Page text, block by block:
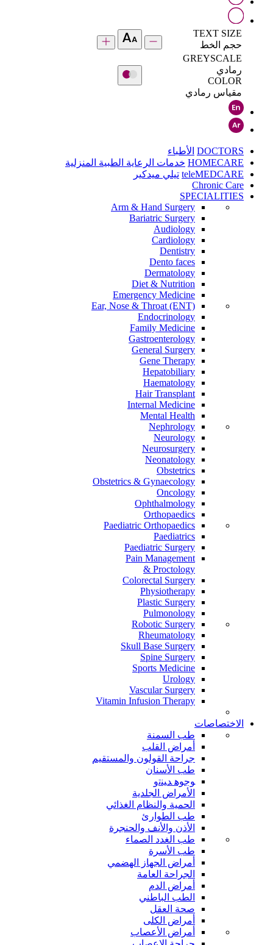
TEXT SIZE
حجم الخط
GREYSCALE
رمادي
COLOR
مقياس رمادي
DOCTORS الأطباء
HOMECARE خدمات الرعاية الطبية المنزلية
teleMEDCARE تيلي ميدكير
Chronic Care
SPECIALITIES
Arm & Hand Surgery
Bariatric Surgery
Audiology
Cardiology
Dentistry
Dento faces
Dermatology
Diet & Nutrition
Emergency Medicine
Ear, Nose & Throat (ENT)
Endocrinology
Family Medicine
Gastroenterology
General Surgery
Gene Therapy
Hepatobiliary
Haematology
Hair Transplant
Internal Medicine
Mental Health
Nephrology
Neurology
Neurosurgery
Neonatology
Obstetrics
Obstetrics & Gynaecology
Oncology
Ophthalmology
Orthopaedics
Paediatric Orthopaedics
Paediatrics
Paediatric Surgery
Pain Management
Proctology &
Colorectal Surgery
Physiotherapy
Plastic Surgery
Pulmonology
Robotic Surgery
Rheumatology
Skull Base Surgery
Spine Surgery
Sports Medicine
Urology
Vascular Surgery
Vitamin Infusion Therapy
الاختصاصات
طب السمنة
أمراض القلب
جراحة القولون والمستقيم
طب الأسنان
ﻮﺟﻮﻫ ﺪﻴﻨﺗﻭ
الأمراض الجلدية
الحمية والنظام الغذائي
طب الطوارئ
الأذن والأنف والحنجرة
طب الغدد الصماء
طب الأسرة
أمراض الجهاز الهضمي
الجراحة العامة
أمراض الدم
الطب الباطني
صحة العقل
أمراض الكلى
أمراض الأعصاب